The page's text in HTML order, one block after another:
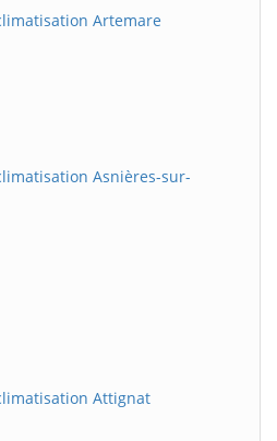
Artemare
Asnières-sur-
Attignat